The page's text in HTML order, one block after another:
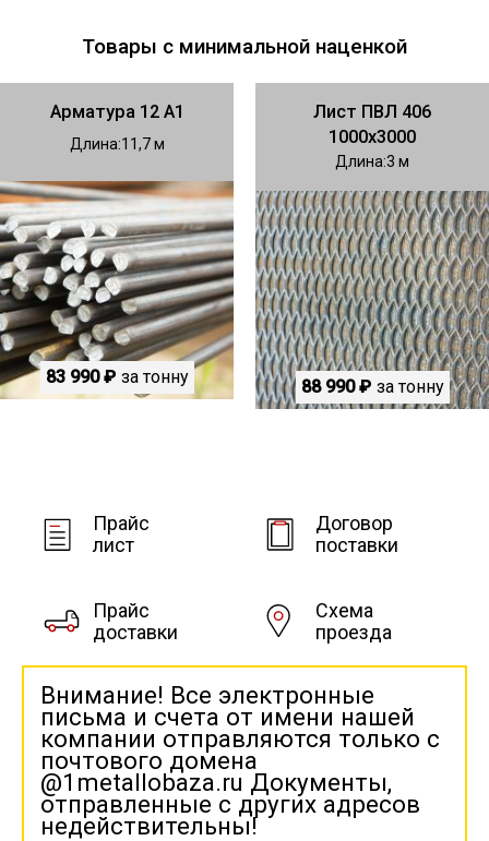
Товары с минимальной наценкой
Арматура 12 А1
Длина 11,7
83 990 ₽ за тонну
Лист ПВЛ 406
1000х3000
Длина 3
88 990 ₽ за тонну
Прайс
лист
Договор
поставки
Прайс
доставки
Схема
проезда
Внимание! Все электронные
письма и счета от имени нашей
компании отправляются только с
почтового домена
@1metallobaza.ru Документы,
отправленные с других адресов
недействительны!